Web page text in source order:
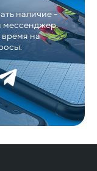
наличие -
время на